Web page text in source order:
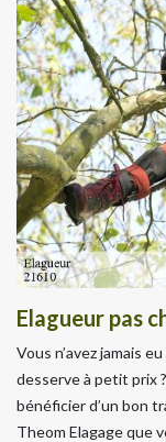
Elagueur pas
Vous n’avez jamais
desserve à petit prix
bénéficier d’un bon
Theom Elagage que